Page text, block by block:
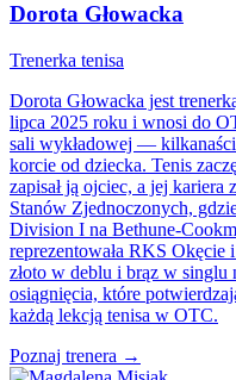
Dorota Głowacka
Trenerka tenisa
Dorota Głowacka jest
lipca 2025 roku i wnosi do
sali wykładowej —
korcie od dziecka. Tenis
zapisał ją ojciec, a jej kariera
Stanów Zjednoczonych,
Division I na Bethune-
reprezentowała RKS
złoto w deblu i brąz w
osiągnięcia, które
każdą lekcją tenisa w OTC.
Poznaj trenera →